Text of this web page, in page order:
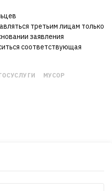
третьим лицам только
заявления
соответствующая
МУСОР